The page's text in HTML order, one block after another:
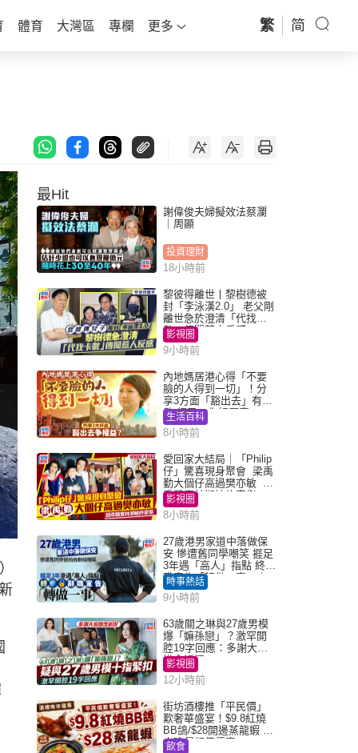
體育 大灣區 專欄 更多 繁 简
最Hit
謝偉俊夫婦擬效法蔡瀾
｜周顯
投資理財
18小時前
黎彼得離世丨黎樹德被
封「李泳漢2.0」 老父剛
離世急於澄清「代找卡
數」傳聞惹人反感
影視圈
9小時前
內地媽居港心得「不要
臉的人得到一切」！分
享3方面「豁出去」有著
數 網民：你好厲害
生活百科
8小時前
愛回家大結局｜「Philip
仔」驚喜現身聚會 梁禹
勤大個仔高過樊亦敏 超
乖黐實林淑敏許家傑
影視圈
8小時前
27歲港男家道中落做保
安 慘遭舊同學嘲笑 捱足
3年遇「高人」指點 終辭
職宣告「轉做一事」｜
Juicy叮
時事熱話
9小時前
63歲關之琳與27歲男模
爆「嫲孫戀」？激罕開
腔19字回應：多謝大家
掛念近況
影視圈
12小時前
街坊酒樓推「平民價」
歎奢華盛宴！$9.8紅燒
BB鴿/$28開邊蒸龍蝦 3
大晚餐超值優惠
飲食